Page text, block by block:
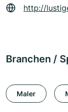
http://
Branchen /
Maler